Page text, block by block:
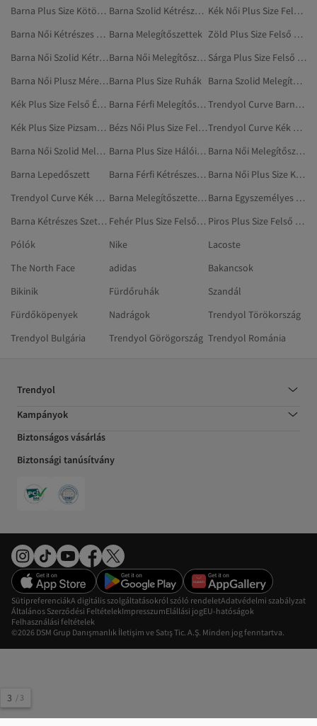
3 / 3
Barna Plus Size Kötött Mellények
Barna Szolid Kétrészes Szettek
Kék Női Plus Size Felső És Alsó Szett
Barna Női Kétrészes Szettek Barna Melegítőszettek
Zöld Plus Size Felső És Alsó Szett
Barna Női Szolid Kétrészes Szettek
Barna Női Melegítőszettek
Sárga Plus Size Felső És Alsó Szett
Barna Női Plusz Méretű FehérneműBarna Plus Size Ruhák
Barna Szolid Melegítőszettek
Kék Plus Size Felső És Alsó Szett
Barna Férfi Melegítőszettek
Trendyol Curve Barna Plus Size Pizsamaszettek
Kék Plus Size Pizsamaszettek
Bézs Női Plus Size Felső És Alsó Szett
Trendyol Curve Kék Plus Size Felső És Alsó Szett
Barna Női Szolid Melegítőszettek
Barna Plus Size Hálóingek
Barna Női Melegítőszettek Kismamáknak
Barna Lepedőszett
Barna Férfi Kétrészes Szettek
Barna Női Plus Size Kötött Mellények
Trendyol Curve Kék Melegítőszettek
Barna Melegítőszettek Kismamáknak
Barna Egyszemélyes Paplanhuzat Szettek
Barna Kétrészes Szettek
Fehér Plus Size Felső És Alsó Szett
Piros Plus Size Felső És Alsó Szett
Pólók
Nike
Lacoste
The North Face
adidas
Bakancsok
Bikinik
Fürdőruhák
Szandál
Fürdőköpenyek
Nadrágok
Trendyol Törökország
Trendyol Bulgária
Trendyol Görögország Trendyol Románia
Trendyol
Kampányok
Biztonságos vásárlás
Biztonsági tanúsítvány
©2026 DSM Grup Danışmanlık İletişim ve Satış Tic. A.Ş. Minden jog fenntartva.
SütipreferenciákA digitális szolgáltatásokról szóló rendeletAdatvédelmi szabályzat
Általános Szerződési FeltételekImpresszumElállási jogEU-hatóságok
Felhasználási feltételek